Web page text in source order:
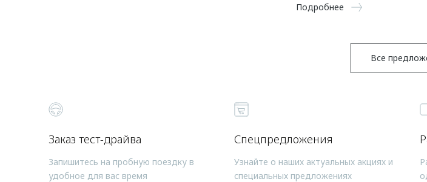
Подробнее
Все
Заказ тест-драйва
Запишитесь на пробную поездку в
удобное для вас время
Спецпредложения
Узнайте о наших актуальных акциях и
специальных предложениях